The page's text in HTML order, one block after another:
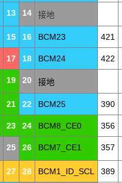
13 14 接地
15 16 BCM23 421
17 18 BCM24 422
19 20 接地
21 22 BCM25 390
23 24 BCM8_CE0 356
25 26 BCM7_CE1 357
27 28 BCM1_ID_SCL 389